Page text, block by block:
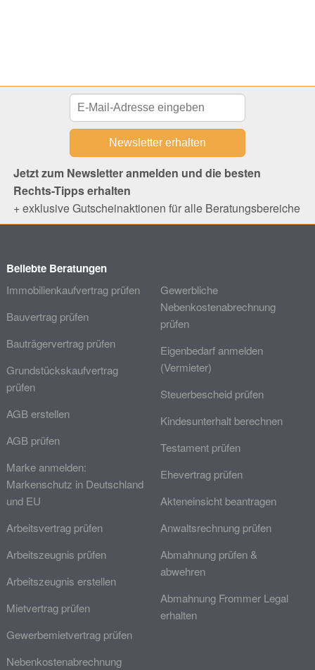
Jetzt zum Newsletter anmelden und die besten
Rechts-Tipps erhalten
+ exklusive Gutscheinaktionen für alle Beratungsbereiche
Beliebte Beratungen
Immobilienkaufvertrag prüfen
Bauvertrag prüfen
Bauträgervertrag prüfen
Grundstückskaufvertrag
prüfen
AGB erstellen
AGB prüfen
Marke anmelden:
Markenschutz in Deutschland
und EU
Arbeitsvertrag prüfen
Arbeitszeugnis prüfen
Arbeitszeugnis erstellen
Mietvertrag prüfen
Gewerbemietvertrag prüfen
Nebenkostenabrechnung
Gewerbliche
Nebenkostenabrechnung
prüfen
Eigenbedarf anmelden
(Vermieter)
Steuerbescheid prüfen
Kindesunterhalt berechnen
Testament prüfen
Ehevertrag prüfen
Akteneinsicht beantragen
Anwaltsrechnung prüfen
Abmahnung prüfen &
abwehren
Abmahnung Frommer Legal
erhalten